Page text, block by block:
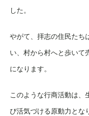
した。
やがて、拝志の住民たち
い、村から村へと歩いて
になります。
このような行商活動は、
び活気づける原動力とな